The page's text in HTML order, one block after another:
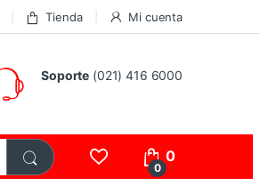
Tienda Mi cuenta
Soporte (021) 416 6000
0
0